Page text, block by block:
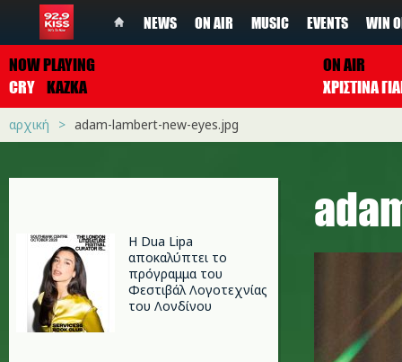
NEWS ON AIR MUSIC EVENTS WIN
NOW PLAYING
CRY KAZKA
ON AIR
ΧΡΙΣΤΙΝΑ
αρχική adam-lambert-new-eyes.jpg
Η Dua Lipa
αποκαλύπτει το
πρόγραμμα του
Φεστιβάλ Λογοτεχνίας
του Λονδίνου